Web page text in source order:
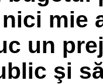
mie
un
şi